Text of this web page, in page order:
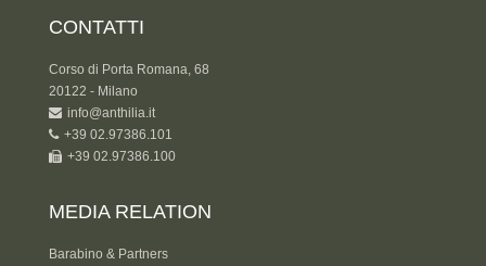
CONTATTI
Corso di Porta Romana, 68
20122 - Milano
info@anthilia.it
+39 02.97386.101
+39 02.97386.100
MEDIA RELATION
Barabino & Partners